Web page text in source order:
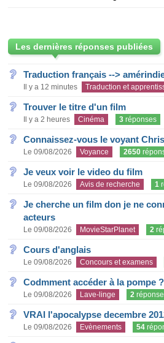
Les dernières réponses publiées
Traduction français -->
Il y a 12 minutes Traduction et
Trouver le titre d'un film
Il y a 2 heures Cinéma 3 réponses
Connaissez-vous le voyant
Le 09/08/2026 Voyance 2650
Je veux voir le video du film
Le 09/08/2026 Avis de recherche 1
Je cherche un film don je ne
acteurs
Le 09/08/2026 MovieStarPlanet 2
Cours d'anglais
Le 09/08/2026 Concours et examens
Codmment accéder à la pompe ?
Le 09/08/2026 Lave-linge 2
VRAI l'apocalypse decembre
Le 09/08/2026 Evènements 54